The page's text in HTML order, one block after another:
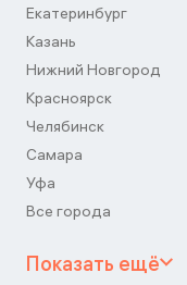
Екатеринбург
Казань
Нижний Новгород
Красноярск
Челябинск
Самара
Уфа
Все города
Показать ещё